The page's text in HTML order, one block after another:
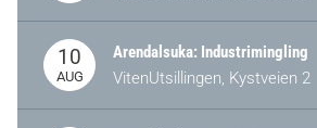
10
AUG
Arendalsuka: Industrimingling
VitenUtsillingen, Kystveien 2